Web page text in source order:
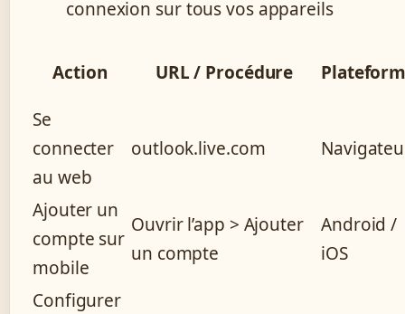
connexion sur tous vos appareils
Action URL / Procédure
Se
connecter
au web
outlook.live.com
Ajouter un
compte sur
mobile
Ouvrir l’app > Ajouter
un compte
Android /
iOS
Configurer